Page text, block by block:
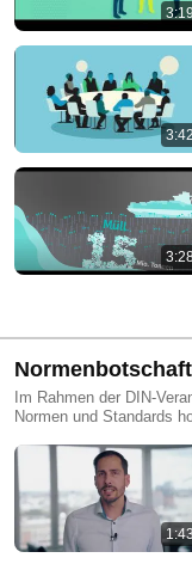
3:19
3:42
Im Rahmen der DIN-
Normen und Standards
DIN und den daraus